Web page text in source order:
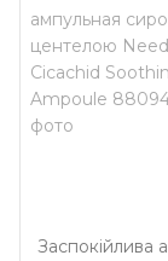
Заспокійлива